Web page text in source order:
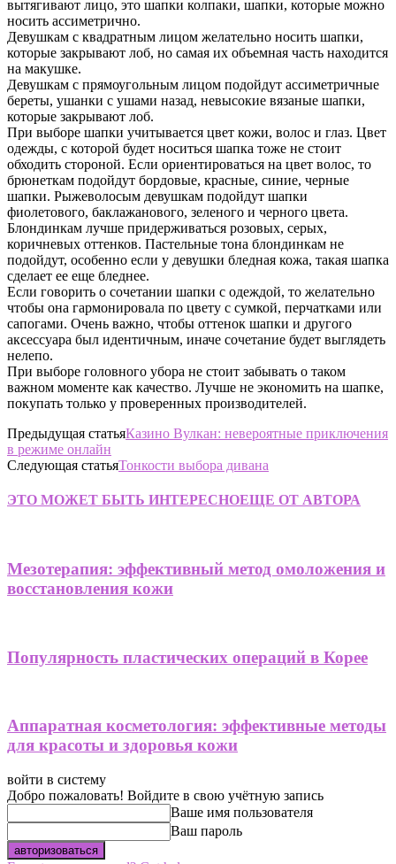
вытягивают лицо, это шапки колпаки, шапки, которые можно
носить ассиметрично.
Девушкам с квадратным лицом желательно носить шапки,
которые закрывают лоб, но самая их объемная часть находится
на макушке.
Девушкам с прямоугольным лицом подойдут ассиметричные
береты, ушанки с ушами назад, невысокие вязаные шапки,
которые закрывают лоб.
При выборе шапки учитывается цвет кожи, волос и глаз. Цвет
одежды, с которой будет носиться шапка тоже не стоит
обходить стороной. Если ориентироваться на цвет волос, то
брюнеткам подойдут бордовые, красные, синие, черные
шапки. Рыжеволосым девушкам подойдут шапки
фиолетового, баклажанового, зеленого и черного цвета.
Блондинкам лучше придерживаться розовых, серых,
коричневых оттенков. Пастельные тона блондинкам не
подойдут, особенно если у девушки бледная кожа, такая шапка
сделает ее еще бледнее.
Если говорить о сочетании шапки с одеждой, то желательно
чтобы она гармонировала по цвету с сумкой, перчатками или
сапогами. Очень важно, чтобы оттенок шапки и другого
аксессуара был идентичным, иначе сочетание будет выглядеть
нелепо.
При выборе головного убора не стоит забывать о таком
важном моменте как качество. Лучше не экономить на шапке,
покупать только у проверенных производителей.
Предыдущая статьяКазино Вулкан: невероятные приключения
в режиме онлайн
Следующая статьяТонкости выбора дивана
ЭТО МОЖЕТ БЫТЬ ИНТЕРЕСНОЕЩЕ ОТ АВТОРА
Мезотерапия: эффективный метод омоложения и
восстановления кожи
Популярность пластических операций в Корее
Аппаратная косметология: эффективные методы
для красоты и здоровья кожи
войти в систему
Добро пожаловать! Войдите в свою учётную запись
Ваше имя пользователя
Ваш пароль